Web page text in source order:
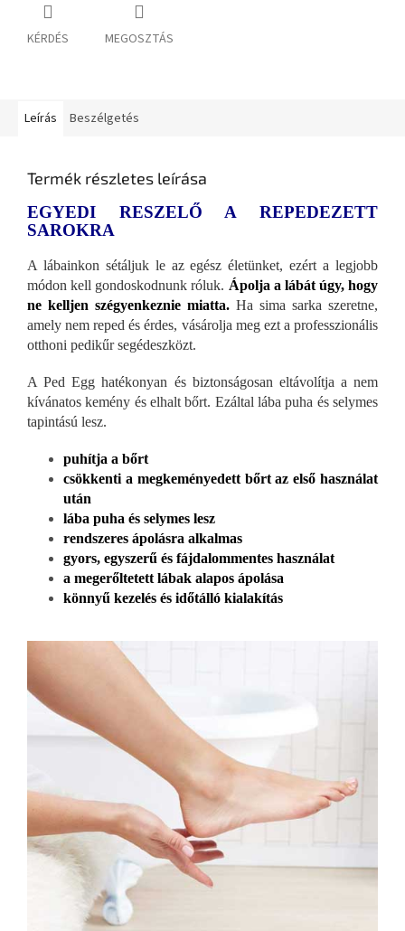
KÉRDÉS MEGOSZTÁS
Leírás Beszélgetés
Termék részletes leírása
EGYEDI RESZELŐ A REPEDEZETT
SAROKRA
A lábainkon sétáljuk le az egész életünket, ezért a legjobb
módon kell gondoskodnunk róluk. Ápolja a lábát úgy, hogy
ne kelljen szégyenkeznie miatta. Ha sima sarka szeretne,
amely nem reped és érdes, vásárolja meg ezt a professzionális
otthoni pedikűr segédeszközt.
A Ped Egg hatékonyan és biztonságosan eltávolítja a nem
kívánatos kemény és elhalt bőrt. Ezáltal lába puha és selymes
tapintású lesz.
puhítja a bőrt
csökkenti a megkeményedett bőrt az első használat
után
lába puha és selymes lesz
rendszeres ápolásra alkalmas
gyors, egyszerű és fájdalommentes használat
a megerőltetett lábak alapos ápolása
könnyű kezelés és időtálló kialakítás